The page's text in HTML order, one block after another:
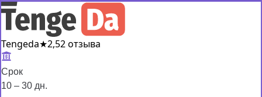
Tengeda★2,52 отзыва
Срок
10 – 30 дн.